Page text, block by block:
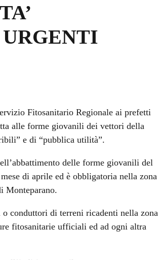
Fitosanitario Regionale ai prefetti
alle forme giovanili dei vettori della
e di “pubblica utilità”.
delle forme giovanili del
di aprile ed è obbligatoria nella zona
Monteparano.
conduttori di terreni ricadenti nella zona
fitosanitarie ufficiali ed ad ogni altra